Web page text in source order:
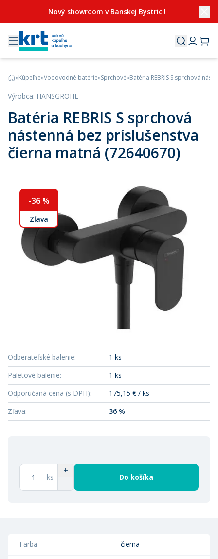
Nový showroom v Banskej Bystrici!
»Kúpeľne»Vodovodné batérie»Sprchové»Batéria REBRIS S sprchová
Výrobca: HANSGROHE
Batéria REBRIS S sprchová
nástenná bez príslušenstva
čierna matná (72640670)
-36%
Zľava
Odberateľské balenie:
1 ks
Paletové balenie:
1 ks
Odporúčaná cena (s DPH):
175,15 € / ks
Zľava: 36 %
ks Do košíka
Farba čierna